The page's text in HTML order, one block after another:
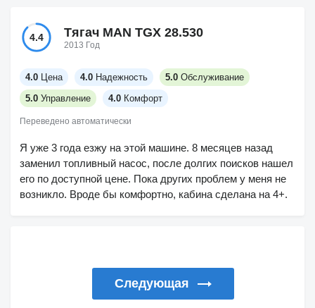
4.4 Тягач MAN TGX 28.530
2013 Год
4.0 Цена 4.0 Надежность 5.0 Обслуживание
5.0 Управление 4.0 Комфорт
Переведено автоматически
Я уже 3 года езжу на этой машине. 8 месяцев назад
заменил топливный насос, после долгих поисков нашел
его по доступной цене. Пока других проблем у меня не
возникло. Вроде бы комфортно, кабина сделана на 4+.
Следующая